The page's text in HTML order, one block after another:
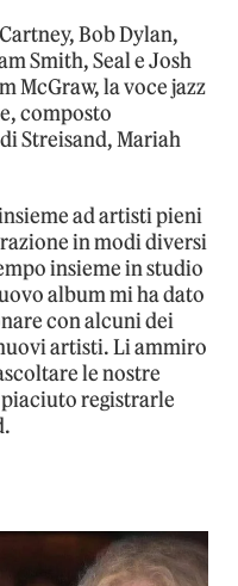
Bob Dylan,
Smith, Seal e Josh
McGraw, la voce jazz
composto
Streisand, Mariah
ad artisti pieni
in modi diversi
insieme in studio
album mi ha dato
con alcuni dei
artisti. Li ammiro
le nostre
registrarle